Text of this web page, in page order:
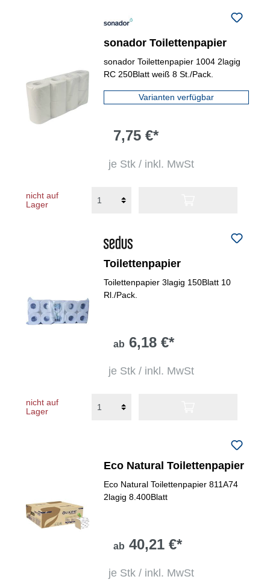
sonador Toilettenpapier
sonador Toilettenpapier 1004 2lagig
RC 250Blatt weiß 8 St./Pack.
Varianten verfügbar
7,75 €*
je Stk / inkl. MwSt
nicht auf
Lager
Toilettenpapier
Toilettenpapier 3lagig 150Blatt 10
Rl./Pack.
ab 6,18 €*
je Stk / inkl. MwSt
nicht auf
Lager
Eco Natural Toilettenpapier
Eco Natural Toilettenpapier 811A74
2lagig 8.400Blatt
ab 40,21 €*
je Stk / inkl. MwSt